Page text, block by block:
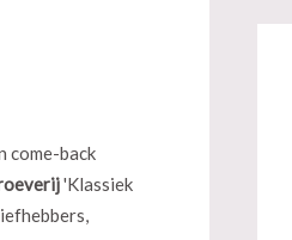
come-back
'Klassiek